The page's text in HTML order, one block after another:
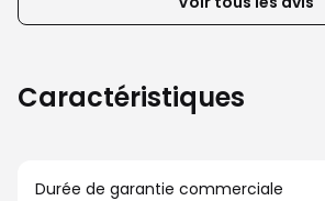
liste
Caractéristiques
Durée de garantie commerciale